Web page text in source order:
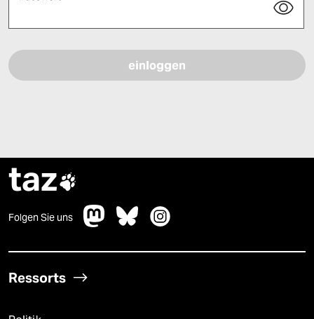
taz
Folgen Sie uns
Ressorts